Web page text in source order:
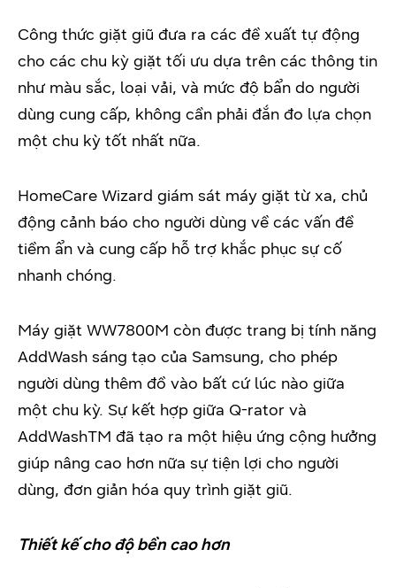
Công thức giặt giũ đưa ra các đề xuất tự động
cho các chu kỳ giặt tối ưu dựa trên các thông tin
như màu sắc, loại vải, và mức độ bẩn do người
dùng cung cấp, không cần phải đắn đo lựa chọn
một chu kỳ tốt nhất nữa.
HomeCare Wizard giám sát máy giặt từ xa, chủ
động cảnh báo cho người dùng về các vấn đề
tiềm ẩn và cung cấp hỗ trợ khắc phục sự cố
nhanh chóng.
Máy giặt WW7800M còn được trang bị tính năng
AddWash sáng tạo của Samsung, cho phép
người dùng thêm đồ vào bất cứ lúc nào giữa
một chu kỳ. Sự kết hợp giữa Q-rator và
AddWashTM đã tạo ra một hiệu ứng cộng hưởng
giúp nâng cao hơn nữa sự tiện lợi cho người
dùng, đơn giản hóa quy trình giặt giũ.
Thiết kế cho độ bền cao hơn